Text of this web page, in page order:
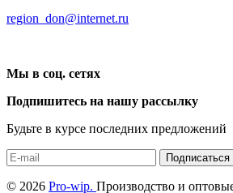
region_don@internet.ru
Мы в соц. сетях
Подпишитесь на нашу рассылку
Будьте в курсе последних предложений
Подписаться
© 2026 Pro-wip. Производство и